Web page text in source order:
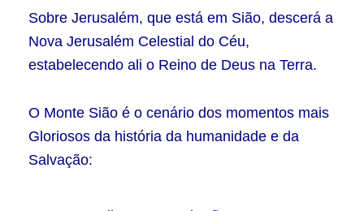
Sobre Jerusalém, que está em Sião, descerá a
Nova Jerusalém Celestial do Céu,
estabelecendo ali o Reino de Deus na Terra.
O Monte Sião é o cenário dos momentos mais
Gloriosos da história da humanidade e da
Salvação: